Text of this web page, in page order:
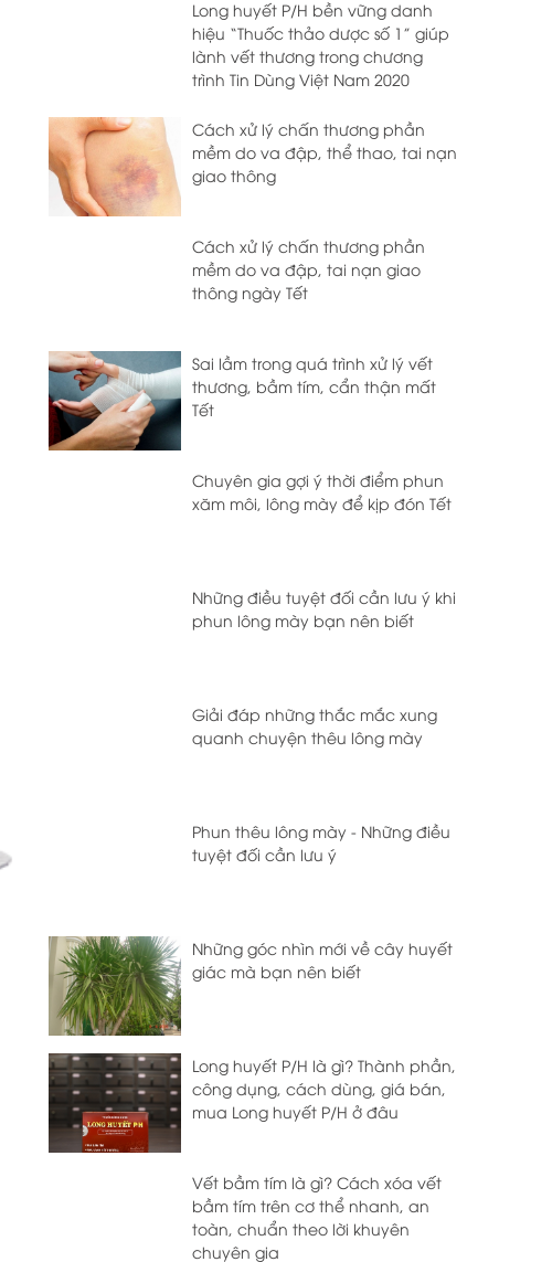
Long huyết P/H bền vững danh
hiệu “Thuốc thảo dược số 1” giúp
lành vết thương trong chương
trình Tin Dùng Việt Nam 2020
Cách xử lý chấn thương phần
mềm do va đập, thể thao, tai nạn
giao thông
Cách xử lý chấn thương phần
mềm do va đập, tai nạn giao
thông ngày Tết
Sai lầm trong quá trình xử lý vết
thương, bầm tím, cẩn thận mất
Tết
Chuyên gia gợi ý thời điểm phun
xăm môi, lông mày để kịp đón Tết
Những điều tuyệt đối cần lưu ý khi
phun lông mày bạn nên biết
Giải đáp những thắc mắc xung
quanh chuyện thêu lông mày
Phun thêu lông mày - Những điều
tuyệt đối cần lưu ý
Những góc nhìn mới về cây huyết
giác mà bạn nên biết
Long huyết P/H là gì? Thành phần,
công dụng, cách dùng, giá bán,
mua Long huyết P/H ở đâu
Vết bầm tím là gì? Cách xóa vết
bầm tím trên cơ thể nhanh, an
toàn, chuẩn theo lời khuyên
chuyên gia